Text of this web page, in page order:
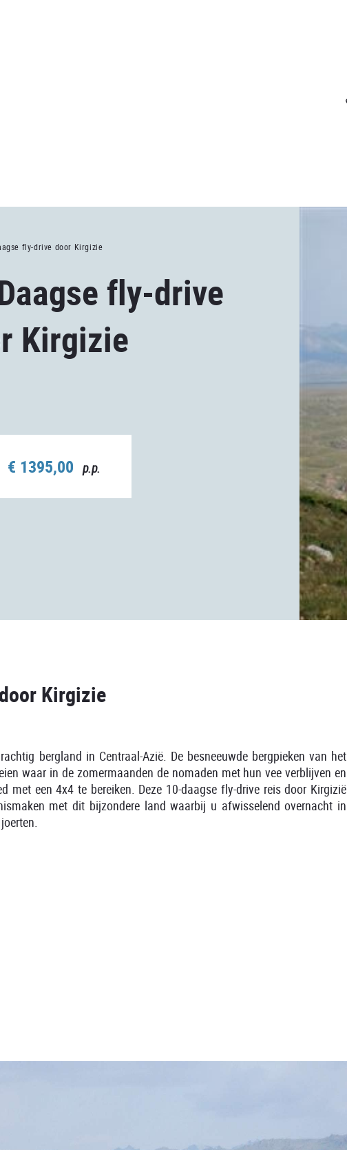
fly-drive door Kirgizie
fly-drive
Kirgizie
€ 1395,00 p.p.
Kirgizie
bergland in Centraal-Azië. De besneeuwde bergpieken van het
waar in de zomermaanden de nomaden met hun vee verblijven en
met een 4x4 te bereiken. Deze 10-daagse fly-drive reis door Kirgizië
met dit bijzondere land waarbij u afwisselend overnacht in